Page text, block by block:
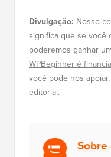
Hoje
13
Antes